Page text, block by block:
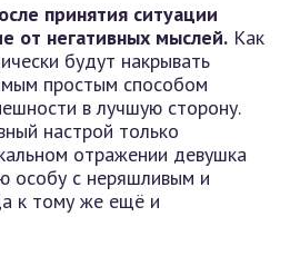
принятия ситуации
от негативных мыслей. Как
будут накрывать
простым способом
в лучшую сторону.
настрой только
отражении девушка
особу с неряшливым и
к тому же ещё и